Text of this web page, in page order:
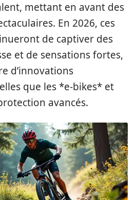
mettant en avant des
En 2026, ces
de captiver des
et de sensations fortes,
d’innovations
que les *e-bikes* et
avancés.